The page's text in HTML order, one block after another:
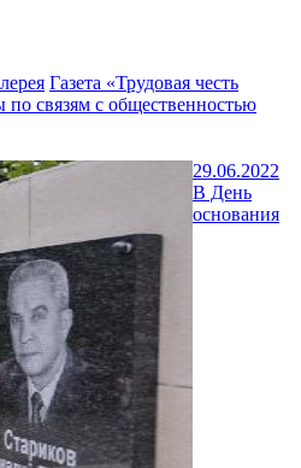
Газета «Трудовая честь
связям с общественностью
29.06.2022
В День
основания